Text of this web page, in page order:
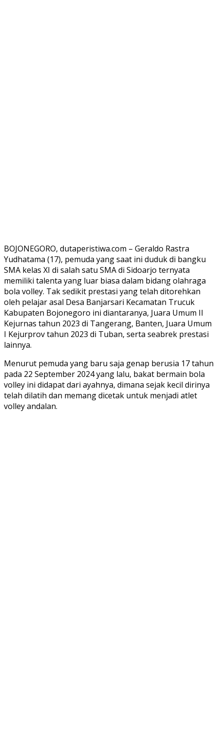
BOJONEGORO, dutaperistiwa.com – Geraldo Rastra
Yudhatama (17), pemuda yang saat ini duduk di bangku
SMA kelas XI di salah satu SMA di Sidoarjo ternyata
memiliki talenta yang luar biasa dalam bidang olahraga
bola volley. Tak sedikit prestasi yang telah ditorehkan
oleh pelajar asal Desa Banjarsari Kecamatan Trucuk
Kabupaten Bojonegoro ini diantaranya, Juara Umum II
Kejurnas tahun 2023 di Tangerang, Banten, Juara Umum
I Kejurprov tahun 2023 di Tuban, serta seabrek prestasi
lainnya.
Menurut pemuda yang baru saja genap berusia 17 tahun
pada 22 September 2024 yang lalu, bakat bermain bola
volley ini didapat dari ayahnya, dimana sejak kecil dirinya
telah dilatih dan memang dicetak untuk menjadi atlet
volley andalan.